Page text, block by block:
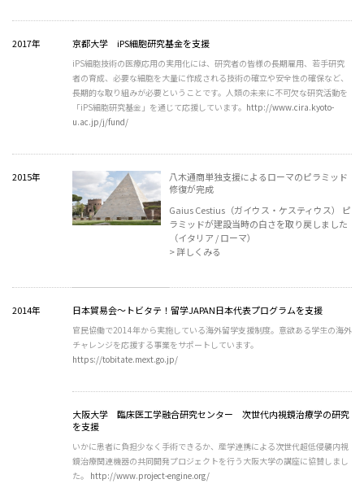
2017年 京都大学 iPS細胞研究基金を支援
iPS細胞技術の医療応用の実用化には、研究者の皆様の長期雇用、若手研究
者の育成、必要な細胞を大量に作成される技術の確立や安全性の確保など、
長期的な取り組みが必要ということです。人類の未来に不可欠な研究活動を
「iPS細胞研究基金」を通じて応援しています。 http://www.cira.kyoto-
u.ac.jp/j/fund/
2015年
八木通商単独支援によるローマのピラミッド
修復が完成
Gaius Cestius（ガイウス・ケスティウス） ピ
ラミッドが建設当時の白さを取り戻しました
（イタリア / ローマ）
> 詳しくみる
2014年 日本貿易会～トビタテ！留学JAPAN日本代表プログラムを支援
官民協働で2014年から実施している海外留学支援制度。意欲ある学生の海外
チャレンジを応援する事業をサポートしています。
https://tobitate.mext.go.jp/
大阪大学 臨床医工学融合研究センター 次世代内視鏡治療学の研究
を支援
いかに患者に負担少なく手術できるか、産学連携による次世代超低侵襲内視
鏡治療関連機器の共同開発プロジェクトを行う大阪大学の講座に協賛しまし
た。 http://www.project-engine.org/